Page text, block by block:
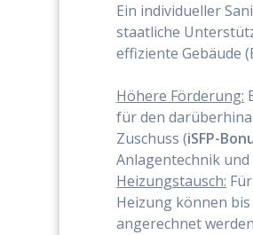
Ein individueller
staatliche
effiziente Gebäude
Höhere Förderung:
für den
Zuschuss (iSFP-
Anlagentechnik
Heizungstausch:
Heizung können
angerechnet